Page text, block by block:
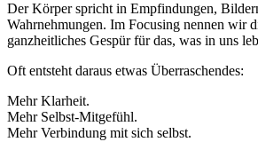
Der Körper spricht in Empfindungen,
Wahrnehmungen. Im Focusing nennen wir
ganzheitliches Gespür für das, was in uns
Oft entsteht daraus etwas Überraschendes:
Mehr Klarheit.
Mehr Selbst-Mitgefühl.
Mehr Verbindung mit sich selbst.